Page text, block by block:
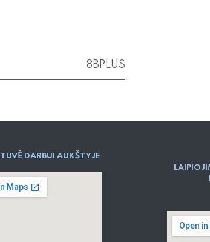
8BPLUS
DARBUI AUKŠTYJE